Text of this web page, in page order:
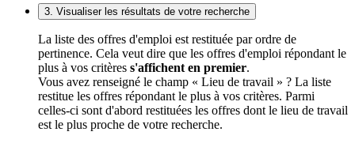
3. Visualiser les résultats de votre recherche
La liste des offres d'emploi est restituée par ordre de
pertinence. Cela veut dire que les offres d'emploi répondant le
plus à vos critères s'affichent en premier.
Vous avez renseigné le champ « Lieu de travail » ? La liste
restitue les offres répondant le plus à vos critères. Parmi
celles-ci sont d'abord restituées les offres dont le lieu de travail
est le plus proche de votre recherche.